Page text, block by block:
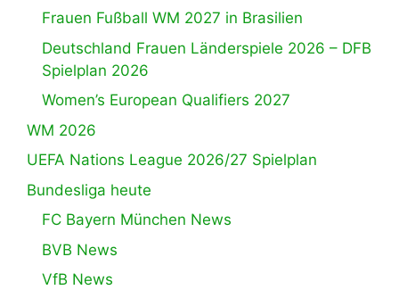
Frauen Fußball WM 2027 in Brasilien
Deutschland Frauen Länderspiele 2026 – DFB
Spielplan 2026
Women’s European Qualifiers 2027
WM 2026
UEFA Nations League 2026/27 Spielplan
Bundesliga heute
FC Bayern München News
BVB News
VfB News